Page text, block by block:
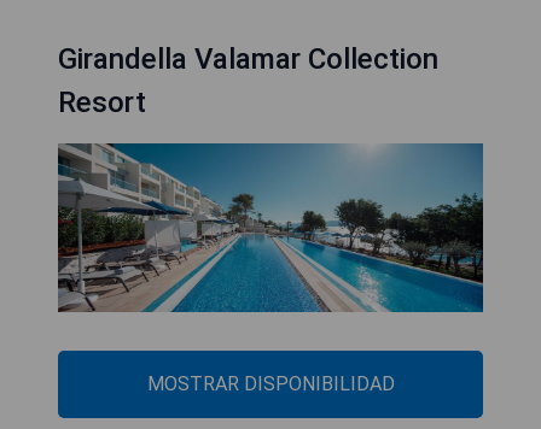
Girandella Valamar Collection
Resort
MOSTRAR DISPONIBILIDAD